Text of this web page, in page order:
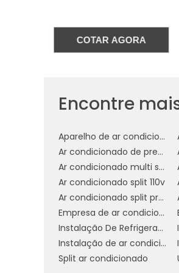
filtros. Isso não só
sua vida útil e eficiência.
A manutenção e os
da manutenção é a
reter partículas de
sobrecarregado,
Além dos filtros, é
as serpentinas e as
condicionado. A
evitar danos ao
Outro cuidado
COTAR AGORA
Encontre
Aparelho de ar condicionado multi Split
Ar condicionado de precisão
Ar condicionado multi split
Ar condicionado split 110v
Ar condicionado split preço
Empresa de ar condicionado em cosmópolis
Instalação De Refrigeração
Instalação de ar condicionado fujitsu
Split ar condicionado